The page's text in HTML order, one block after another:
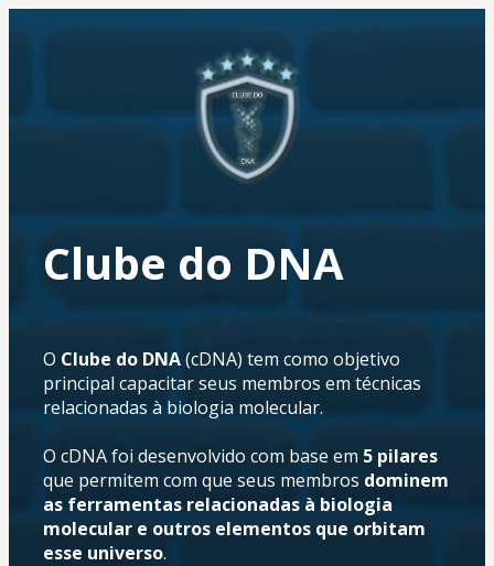
Clube do DNA
O Clube do DNA (cDNA) tem como objetivo
principal capacitar seus membros em técnicas
relacionadas à biologia molecular.
O cDNA foi desenvolvido com base em 5 pilares
que permitem com que seus membros dominem
as ferramentas relacionadas à biologia
molecular e outros elementos que orbitam
esse universo.